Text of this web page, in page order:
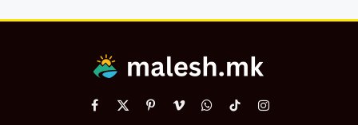
Facebook
X
PinterestVimeoWhatsApp
TikTokInstagram